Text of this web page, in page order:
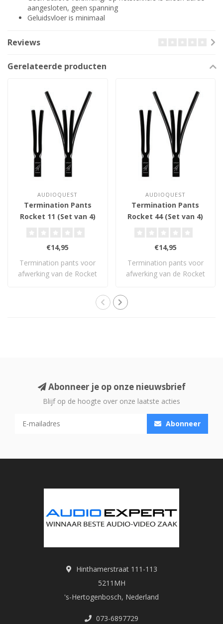
aangesloten, geen spanning
Geluidsvloer is minimaal
Reviews
Gerelateerde producten
AUDIOQUEST
Termination Pants
Rocket 11 (Set van 4)
€14,95
Termination pants voor
afwerking van de Rocket
AUDIOQUEST
Termination Pants
Rocket 44 (Set van 4)
€14,95
Termination pants voor
afwerking van de Rocket
Abonneer je op onze nieuwsbrief
Blijf op de hoogte over onze laatste acties
Abonneer
Hinthamerstraat 111-113
5211MH
's-Hertogenbosch, Nederland
073-6897729